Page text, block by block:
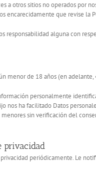
a otros sitios no operados por
encarecidamente que revise la
responsabilidad alguna con
menor de 18 años (en adelante,
personalmente
nos ha facilitado Datos
sin verificación del
privacidad
periódicamente. Le